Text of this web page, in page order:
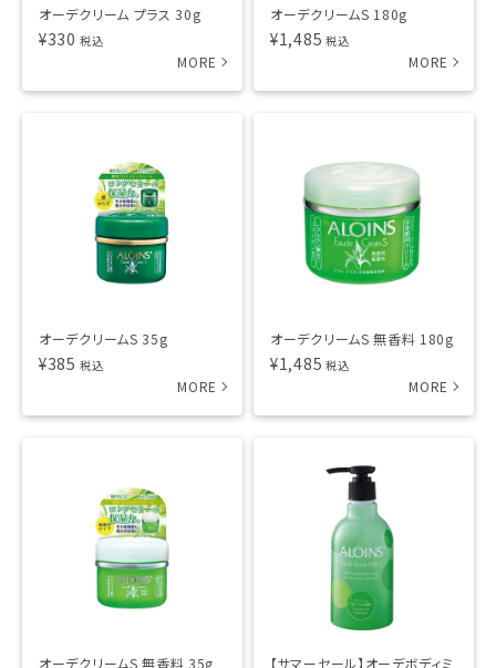
オーデクリーム プラス 30g
¥330 税込
オーデクリームS 180g
¥1,485 税込
オーデクリームS 35g
¥385 税込
オーデクリームS 無香料 180g
¥1,485 税込
オーデクリームS 無香料 35g
【サマーセール】オーデボディミ